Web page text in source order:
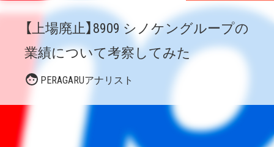
【上場廃止】8909 シノケングループの
業績について考察してみた
PERAGARUアナリスト